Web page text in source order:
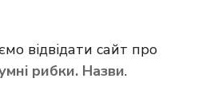
відвідати сайт про
рибки. Назви.